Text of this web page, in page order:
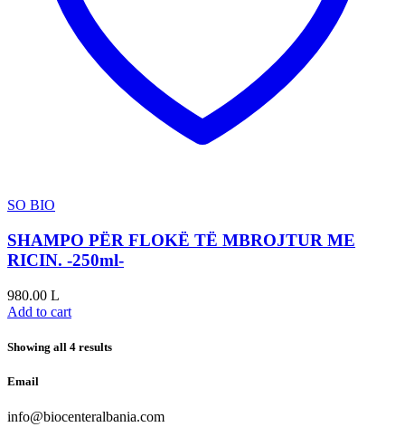
SO BIO
SHAMPO PËR FLOKË TË MBROJTUR ME
RICIN. -250ml-
980.00 L
Add to cart
Showing all 4 results
Email
info@biocenteralbania.com